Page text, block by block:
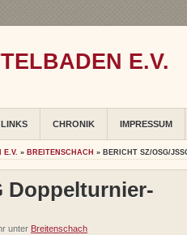
E.V.
LINKS CHRONIK IMPRESSUM
E.V. » BREITENSCHACH » BERICHT SZ/OSG/
Doppelturnier-
unter Breitenschach